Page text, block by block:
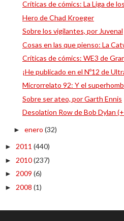
Críticas de cómics: La Liga de
Hero de Chad Kroeger
Sobre los vigilantes, por Juvenal
Cosas en las que pienso: La
Críticas de cómics: WE3 de
¡He publicado en el Nº12 de
Microrrelato 92: Y el
Sobre ser ateo, por Garth Ennis
Desolation Row de Bob Dylan
► enero (32)
► 2011 (440)
► 2010(237)
► 2009 (6)
► 2008 (1)